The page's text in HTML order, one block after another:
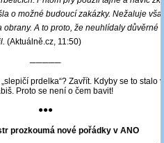
o možné budoucí zakázky. Nežaluje
obrany. A to proto, že neuhlídaly důvěrné
(Aktuálně.cz, 11:50)
─────
prdelka“? Zavřít. Kdyby se to stalo
Proto se není o čem bavit!
●●●
prozkoumá nové pořádky v ANO